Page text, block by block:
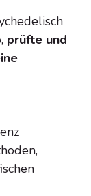
prüfte und